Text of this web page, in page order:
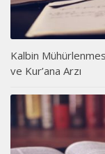
Kalbin
ve Kur’ana Arzı